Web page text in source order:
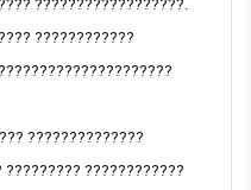
??????????????????.
????????????
??????????????
????????????